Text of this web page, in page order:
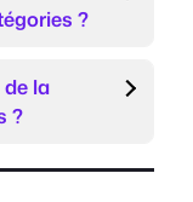
?
la
?